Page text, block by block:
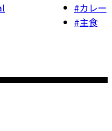
#炒めも
#主菜